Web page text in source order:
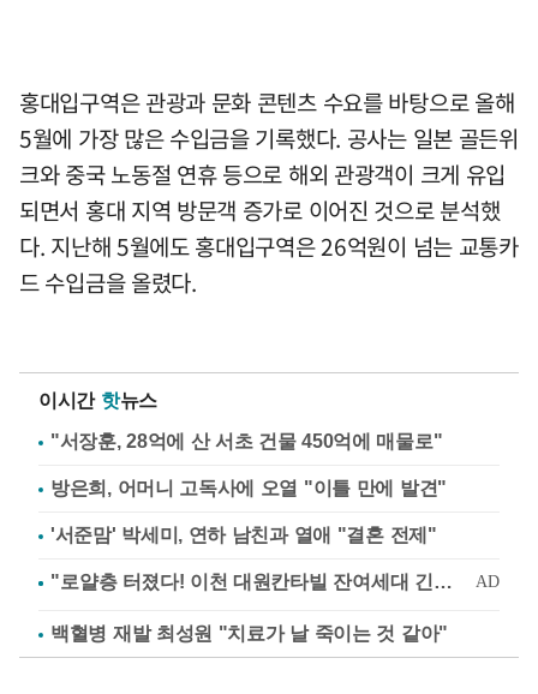
홍대입구역은 관광과 문화 콘텐츠 수요를 바탕으로 올해
5월에 가장 많은 수입금을 기록했다. 공사는 일본 골든위
크와 중국 노동절 연휴 등으로 해외 관광객이 크게 유입
되면서 홍대 지역 방문객 증가로 이어진 것으로 분석했
다. 지난해 5월에도 홍대입구역은 26억원이 넘는 교통카
드 수입금을 올렸다.
이시간 핫뉴스
"서장훈, 28억에 산 서초 건물 450억에 매물로"
방은희, 어머니 고독사에 오열 "이틀 만에 발견"
'서준맘' 박세미, 연하 남친과 열애 "결혼 전제"
백혈병 재발 최성원 "치료가 날 죽이는 것 같아"